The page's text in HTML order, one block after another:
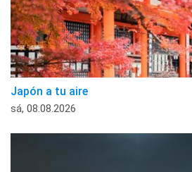
Japón a tu aire
sá, 08.08.2026